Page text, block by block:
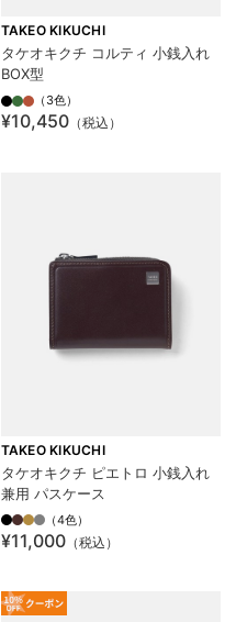
TAKEO KIKUCHI
タケオキクチ コルティ 小銭入れ
BOX型
（3色）
¥10,450（税込）
TAKEO KIKUCHI
タケオキクチ ピエトロ 小銭入れ
兼用 パスケース
（4色）
¥11,000（税込）